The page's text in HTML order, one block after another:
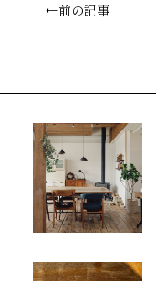
←前の記事